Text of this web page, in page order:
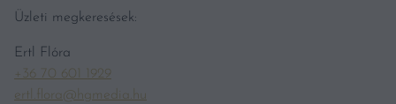
Üzleti megkeresések:
Ertl Flóra
+36 70 601 1929
ertl.flora@hgmedia.hu